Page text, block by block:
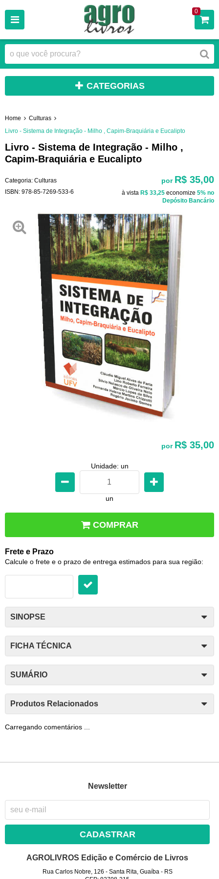
0
CATEGORIAS
Home
Culturas
Livro - Sistema de Integração - Milho , Capim-Braquiária e Eucalipto
Livro - Sistema de Integração - Milho ,
Capim-Braquiária e Eucalipto
Categoria: Culturas
ISBN: 978-85-7269-533-6
por R$ 35,00
à vista R$ 33,25 economize 5% no
Depósito Bancário
por R$ 35,00
Unidade: un
un
COMPRAR
Frete e Prazo
Calcule o frete e o prazo de entrega estimados para sua região:
SINOPSE
FICHA TÉCNICA
SUMÁRIO
Produtos Relacionados
Carregando comentários ...
Newsletter
CADASTRAR
AGROLIVROS Edição e Comércio de Livros
Rua Carlos Nobre, 126 - Santa Rita, Guaíba- RS